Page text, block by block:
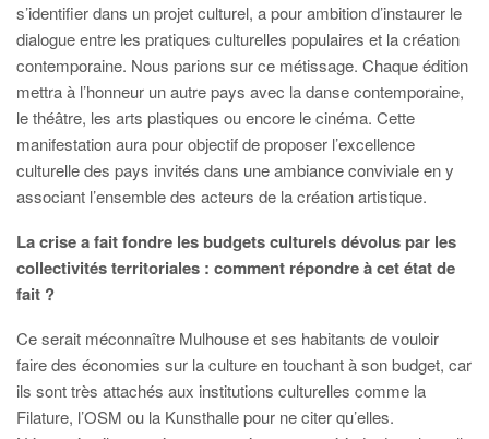
s’identifier dans un projet culturel, a pour ambition d’instaurer le
dialogue entre les pratiques culturelles populaires et la création
contemporaine. Nous parions sur ce métissage. Chaque édition
mettra à l’honneur un autre pays avec la danse contemporaine,
le théâtre, les arts plastiques ou encore le cinéma. Cette
manifestation aura pour objectif de proposer l’excellence
culturelle des pays invités dans une ambiance conviviale en y
associant l’ensemble des acteurs de la création artistique.
La crise a fait fondre les budgets culturels dévolus par les
collectivités territoriales : comment répondre à cet état de
fait ?
Ce serait méconnaître Mulhouse et ses habitants de vouloir
faire des économies sur la culture en touchant à son budget, car
ils sont très attachés aux institutions culturelles comme la
Filature, l’OSM ou la Kunsthalle pour ne citer qu’elles.